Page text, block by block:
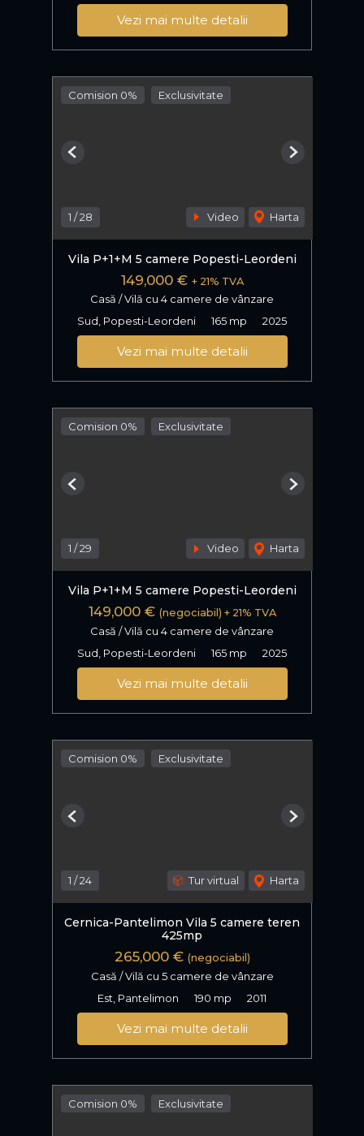
Vezi mai multe detalii
Comision 0% Exclusivitate
1 /28 Video Harta
Previous Next
Vila P+1+M 5 camere Popesti-Leordeni
149,000 € + 21% TVA
Casă / Vilă cu 4 camere de vânzare
Sud, Popesti-Leordeni
165 mp 2025
Vezi mai multe detalii
Comision 0% Exclusivitate
1 /29 Video Harta
Previous Next
Vila P+1+M 5 camere Popesti-Leordeni
149,000 € (negociabil) + 21% TVA
Casă / Vilă cu 4 camere de vânzare
Sud, Popesti-Leordeni
165 mp 2025
Vezi mai multe detalii
Comision 0% Exclusivitate
1 /24 Tur virtual Harta
Previous Next
Cernica-Pantelimon Vila 5 camere teren
425mp
265,000 € (negociabil)
Casă / Vilă cu 5 camere de vânzare
Est, Pantelimon
190 mp 2011
Vezi mai multe detalii
Comision 0% Exclusivitate